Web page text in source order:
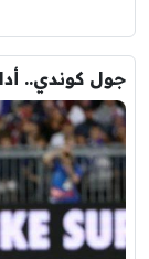
جول كوندي..